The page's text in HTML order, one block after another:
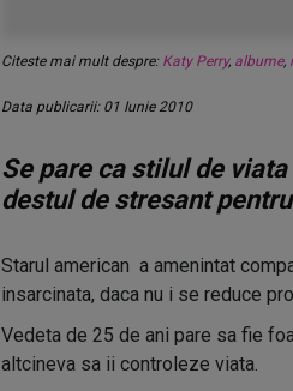
Citeste mai mult despre: Katy Perry, albume,
Data publicarii: 01 Iunie 2010
Se pare ca stilul de
destul de stresant
Starul american a amenintat
insarcinata, daca nu i se reduce
Vedeta de 25 de ani pare sa fie
altcineva sa ii controleze viata.